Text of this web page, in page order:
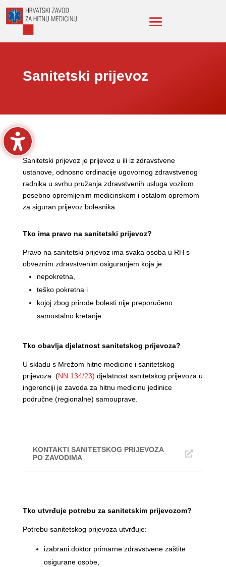
Sanitetski prijevoz
Sanitetski prijevoz je prijevoz u ili iz zdravstvene
ustanove, odnosno ordinacije ugovornog zdravstvenog
radnika u svrhu pružanja zdravstvenih usluga vozilom
posebno opremljenim medicinskom i ostalom opremom
za siguran prijevoz bolesnika.
Tko ima pravo na sanitetski prijevoz?
Pravo na sanitetski prijevoz ima svaka osoba u RH s
obveznim zdravstvenim osiguranjem koja je:
nepokretna,
teško pokretna i
kojoj zbog prirode bolesti nije preporučeno
samostalno kretanje.
Tko obavlja djelatnost sanitetskog prijevoza?
U skladu s Mrežom hitne medicine i sanitetskog
prijevoza (NN 134/23) djelatnost sanitetskog prijevoza u
ingerenciji je zavoda za hitnu medicinu jedinice
područne (regionalne) samouprave.
KONTAKTI SANITETSKOG PRIJEVOZA
PO ZAVODIMA
Tko utvrđuje potrebu za sanitetskim prijevozom?
Potrebu sanitetskog prijevoza utvrđuje:
izabrani doktor primarne zdravstvene zaštite
osigurane osobe,